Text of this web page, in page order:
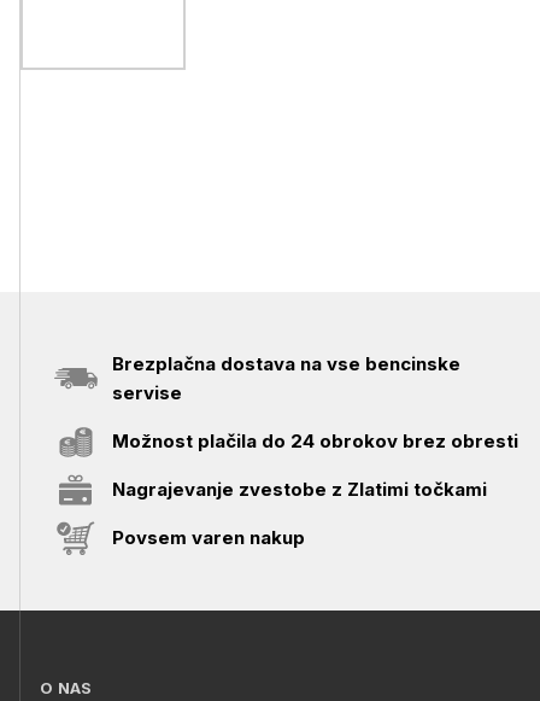
meter, črn
Brezplačna dostava na vse bencinske
servise
Možnost plačila do 24 obrokov brez obresti
Nagrajevanje zvestobe z Zlatimi točkami
Povsem varen nakup
O NAS